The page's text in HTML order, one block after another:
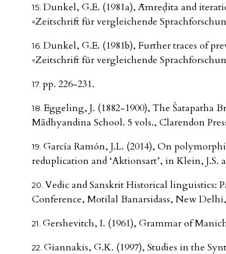
Dunkel, G.E. (1981a), Āmreḍita and
«Zeitschrift für vergleichende
Dunkel, G.E. (1981b), Further traces of
«Zeitschrift für vergleichende
pp. 226-231.
Eggeling, J. (1882-1900), The Śatapatha
Mādhyandina School. 5 vols., Clarendon
García Ramón, J.L. (2014), On
reduplication and ‘Aktionsart’, in Klein, J.S.
Vedic and Sanskrit Historical linguistics:
Conference, Motilal Banarsidass, New
Gershevitch, I. (1961), Grammar of
Giannakis, G.K. (1997), Studies in the